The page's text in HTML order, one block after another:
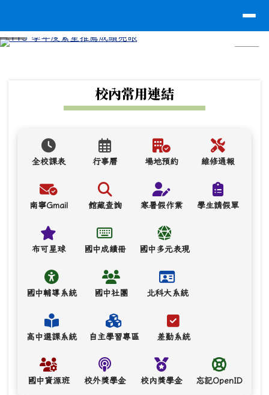
校內常用連結
全校課表 行事曆 場地預約 維修通報
南寧Gmail 館藏查詢 寒暑假作業 學生請假單
布可星球 國中成績冊 國中多元表現
國中輔導系統 國中社團 北科大系統
高中選課系統 自主學習專區 差勤系統
國中資源班 校外獎學金 校內獎學金 忘記OpenID